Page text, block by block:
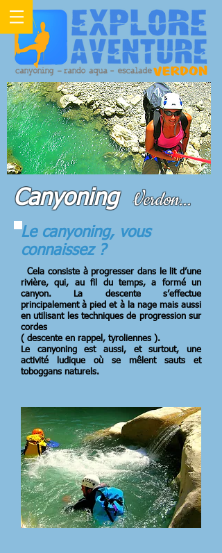
Canyoning Verdon...
Le canyoning, vous
connaissez ?
Cela consiste à progresser dans le lit d’une
rivière, qui, au fil du temps, a formé un
canyon. La descente s’effectue
principalement à pied et à la nage mais aussi
en utilisant les techniques de progression sur
cordes
( descente en rappel, tyroliennes ).
Le canyoning est aussi, et surtout, une
activité ludique où se mêlent sauts et
toboggans naturels.